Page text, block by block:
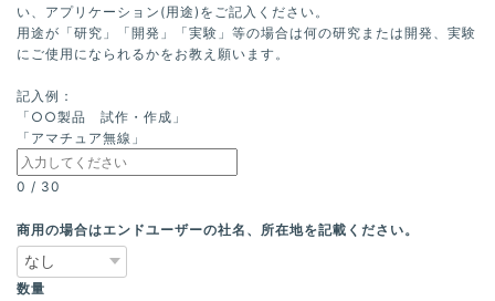
い、アプリケーション(用途)をご記入ください。
用途が「研究」「開発」「実験」等の場合は何の研究または開発、実験
にご使用になられるかをお教え願います。
記入例：
「○○製品 試作・作成」
「アマチュア無線」
0 / 30
商用の場合はエンドユーザーの社名、所在地を記載ください。
数量